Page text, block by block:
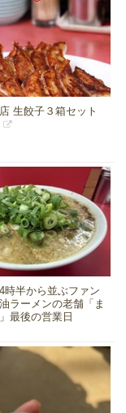
生餃子３箱セット
時半から並ぶファン
ラーメンの老舗「ま
最後の営業日